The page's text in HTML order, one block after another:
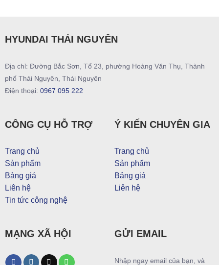
HYUNDAI THÁI NGUYÊN
Địa chỉ: Đường Bắc Sơn, Tổ 23, phường Hoàng Văn Thụ, Thành
phố Thái Nguyên, Thái Nguyên
Điện thoại: 0967 095 222
CÔNG CỤ HỖ TRỢ
Trang chủ
Sản phẩm
Bảng giá
Liên hệ
Tin tức công nghệ
Ý KIẾN CHUYÊN GIA
Trang chủ
Sản phẩm
Bảng giá
Liên hệ
MẠNG XÃ HỘI GỬI EMAIL
Nhập ngay email của bạn, và